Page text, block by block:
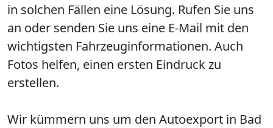
in solchen Fällen eine Lösung. Rufen Sie uns
an oder senden Sie uns eine E-Mail mit den
wichtigsten Fahrzeuginformationen. Auch
Fotos helfen, einen ersten Eindruck zu
erstellen.
Wir kümmern uns um den Autoexport in Bad